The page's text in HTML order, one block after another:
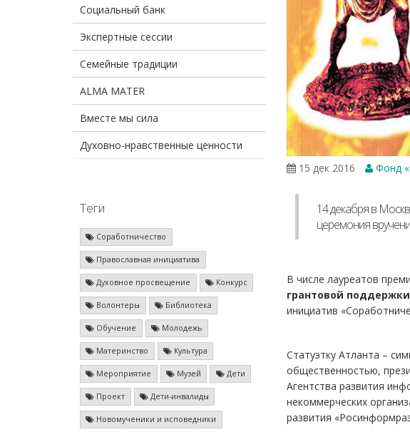
Социальный банк
Экспертные сессии
Семейные традиции
ALMA MATER
Вместе мы сила
Духовно-нравственные ценности
Теги
Соработничество
Православная инициатива
Духовное просвещение Конкурс
Волонтеры Библиотека
Обучение Молодежь
Материнство Культура
Мероприятие Музей Дети
Проект Дети-инвалиды
Новомученики и исповедники
15 дек 2016 Фонд
14 декабря в
церемония
В числе лауреатов
грантовой
инициатив
Статуэтку Атланта –
общественностью,
Агентства развития
некоммерческих
развития